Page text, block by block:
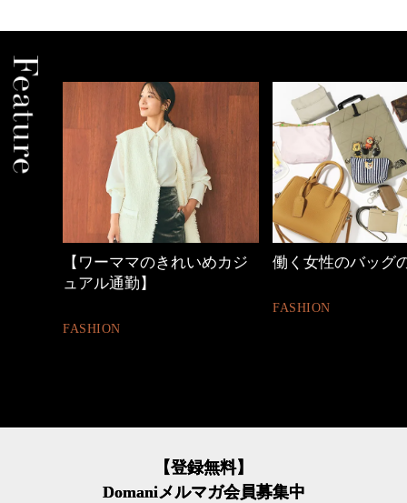
働く女性のバッグの中身
心地よくいられる
【登録無料】
Domaniメルマガ会員募集中